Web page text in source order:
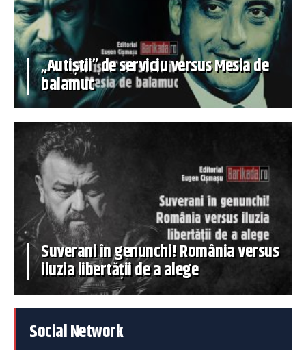
„Autiștii” de serviciu versus Mesia de
balamuc
Suverani în genunchi! România versus
iluzia libertății de a alege
Social Network